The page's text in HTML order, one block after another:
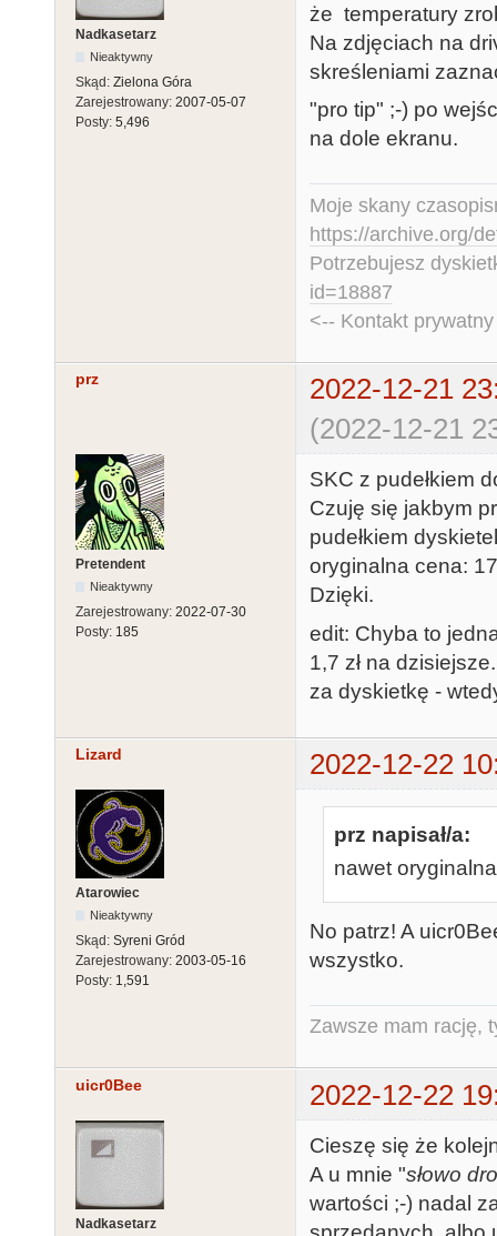
Nadkasetarz
Nieaktywny
Skąd: Zielona Góra
Zarejestrowany: 2007-05-07
Posty: 5,496
że temperatury
Na zdjęciach na
skreśleniami
"pro tip" ;-) po
na dole ekranu.
Moje skany
https://archive.org/
Potrzebujesz
id=18887
<-- Kontakt
prz
2022-12-21
(2022-12-21
Pretendent
Nieaktywny
Zarejestrowany: 2022-07-30
Posty: 185
SKC z pudełkiem
Czuję się jakbym
pudełkiem
oryginalna cena:
Dzięki.
edit: Chyba to
1,7 zł na
za dyskietkę -
Lizard 2022-12-22
Atarowiec
Nieaktywny
Skąd: Syreni Gród
Zarejestrowany: 2003-05-16
Posty: 1,591
prz napisał/a:
nawet
No patrz! A
wszystko.
Zawsze mam rację,
uicr0Bee 2022-12-22
Nadkasetarz
Cieszę się że
A u mnie "słowo
wartości ;-) nadal